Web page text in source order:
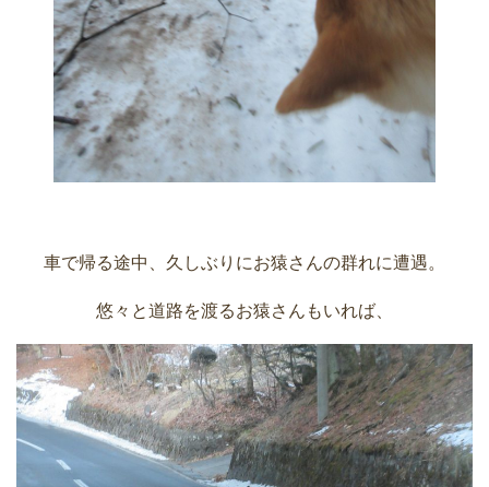
車で帰る途中、久しぶりにお猿さんの群れに遭遇。
悠々と道路を渡るお猿さんもいれば、